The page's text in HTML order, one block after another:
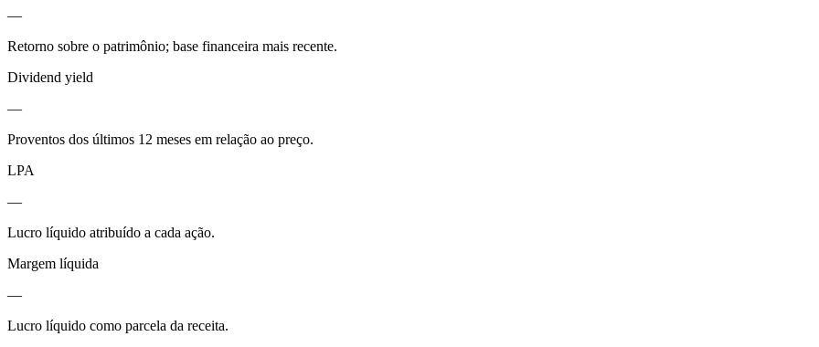
—
Retorno sobre o patrimônio; base financeira mais recente.
Dividend yield
—
Proventos dos últimos 12 meses em relação ao preço.
LPA
—
Lucro líquido atribuído a cada ação.
Margem líquida
—
Lucro líquido como parcela da receita.